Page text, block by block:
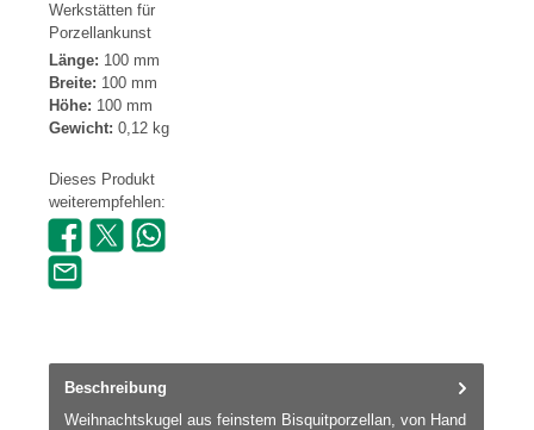
Werkstätten für
Porzellankunst
Länge: 100 mm
Breite: 100 mm
Höhe: 100 mm
Gewicht: 0,12 kg
Dieses Produkt
weiterempfehlen:
Beschreibung
Weihnachtskugel aus feinstem Bisquitporzellan, von Hand